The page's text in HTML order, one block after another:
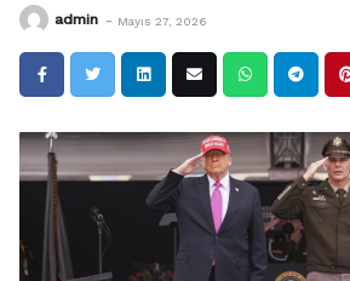
admin - Mayıs 27, 2026